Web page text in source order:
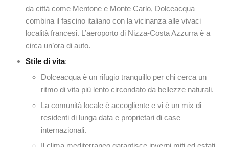
da città come Mentone e Monte Carlo, Dolceacqua
combina il fascino italiano con la vicinanza alle vivaci
località francesi. L’aeroporto di Nizza-Costa Azzurra è a
circa un’ora di auto.
Stile di vita:
Dolceacqua è un rifugio tranquillo per chi cerca un
ritmo di vita più lento circondato da bellezze naturali.
La comunità locale è accogliente e vi è un mix di
residenti di lunga data e proprietari di case
internazionali.